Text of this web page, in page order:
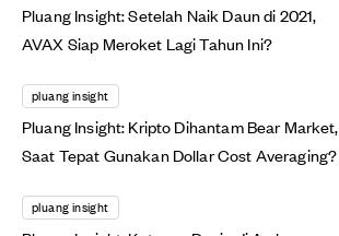
Pluang Insight: Setelah Naik Daun di 2021,
AVAX Siap Meroket Lagi Tahun Ini?
pluang insight
Pluang Insight: Kripto Dihantam Bear Market,
Saat Tepat Gunakan Dollar Cost Averaging?
pluang insight